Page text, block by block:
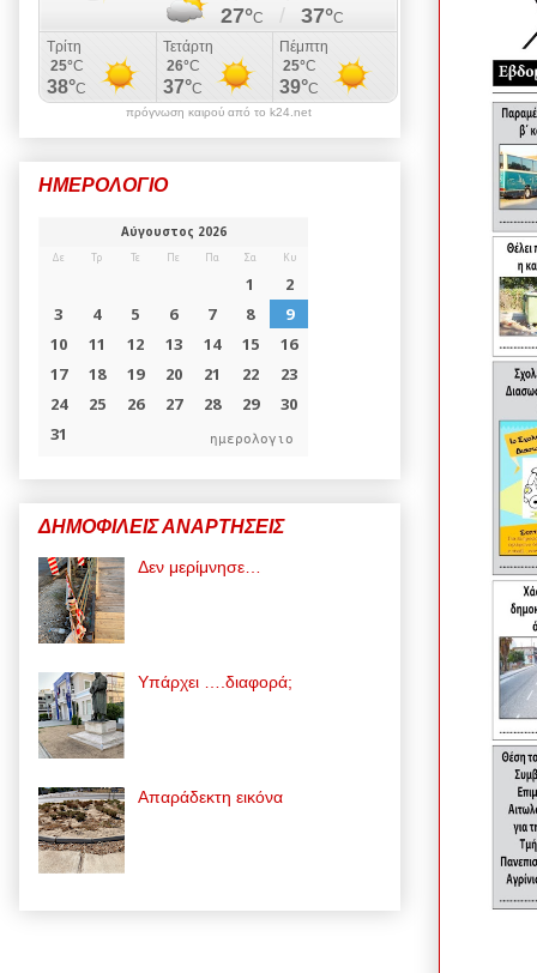
πρόγνωση καιρού από το k24.net
ΗΜΕΡΟΛΟΓΙΟ
ημερολογιο
ΔΗΜΟΦΙΛΕΙΣ ΑΝΑΡΤΗΣΕΙΣ
Δεν μερίμνησε…
Υπάρχει ….διαφορά;
Απαράδεκτη εικόνα